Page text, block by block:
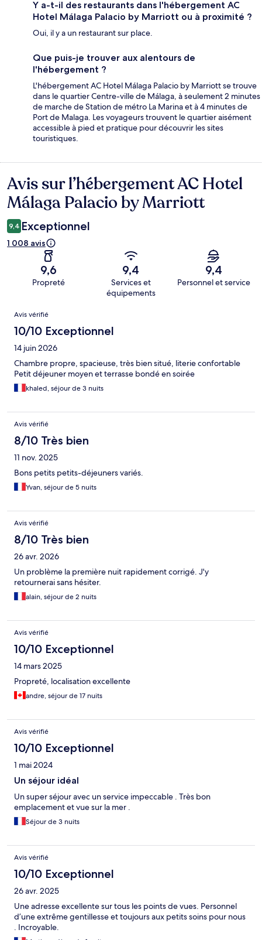
Y a-t-il des restaurants dans l'hébergement AC
Hotel Málaga Palacio by Marriott ou à proximité ?
Oui, il y a un restaurant sur place.
Que puis-je trouver aux alentours de
l'hébergement ?
L'hébergement AC Hotel Málaga Palacio by Marriott se trouve
dans le quartier Centre-ville de Málaga, à seulement 2 minutes
de marche de Station de métro La Marina et à 4 minutes de
Port de Malaga. Les voyageurs trouvent le quartier aisément
accessible à pied et pratique pour découvrir les sites
touristiques.
Avis
Avis sur l’hébergement AC Hotel
Málaga Palacio by Marriott
9,4 Exceptionnel
1 008 avis
9,6
Propreté
9,4
Services et
équipements
9,4
Personnel et service
Avis
Avis vérifié
10/10 Exceptionnel
14 juin 2026
Chambre propre, spacieuse, très bien situé, literie confortable
Petit déjeuner moyen et terrasse bondé en soirée
khaled, séjour de 3 nuits
Avis vérifié
8/10 Très bien
11 nov. 2025
Bons petits petits-déjeuners variés.
Yvan, séjour de 5 nuits
Avis vérifié
8/10 Très bien
26 avr. 2026
Un problème la première nuit rapidement corrigé. J'y
retournerai sans hésiter.
alain, séjour de 2 nuits
Avis vérifié
10/10 Exceptionnel
14 mars 2025
Propreté, localisation excellente
andre, séjour de 17 nuits
Avis vérifié
10/10 Exceptionnel
1 mai 2024
Un séjour idéal
Un super séjour avec un service impeccable . Très bon
emplacement et vue sur la mer .
Séjour de 3 nuits
Avis vérifié
10/10 Exceptionnel
26 avr. 2025
Une adresse excellente sur tous les points de vues. Personnel
d’une extrême gentillesse et toujours aux petits soins pour nous
. Incroyable.